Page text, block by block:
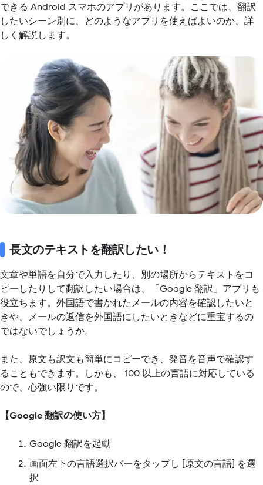
できる Android スマホのアプリがあります。ここでは、翻訳
したいシーン別に、どのようなアプリを使えばよいのか、詳
しく解説します。
長文のテキストを翻訳したい！
文章や単語を自分で入力したり、別の場所からテキストをコ
ピーしたりして翻訳したい場合は、「Google 翻訳」アプリも
役立ちます。外国語で書かれたメールの内容を確認したいと
きや、メールの返信を外国語にしたいときなどに重宝するの
ではないでしょうか。
また、原文も訳文も簡単にコピーでき、発音を音声で確認す
ることもできます。しかも、 100 以上の言語に対応している
ので、心強い限りです。
【Google 翻訳の使い方】
Google 翻訳を起動
画面左下の言語選択バーをタップし [原文の言語] を選
択